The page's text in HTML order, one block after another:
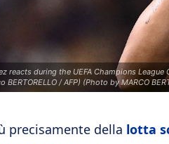
reacts during the UEFA Champions
/ AFP) (Photo by MARCO
precisamente della lotta